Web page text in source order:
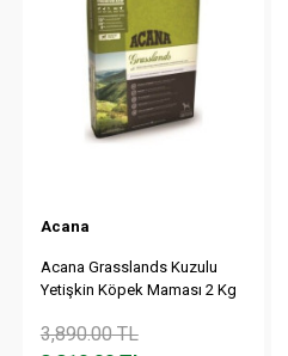
Acana
Acana Grasslands Kuzulu
Yetişkin Köpek Maması 2 Kg
3,890.00TL